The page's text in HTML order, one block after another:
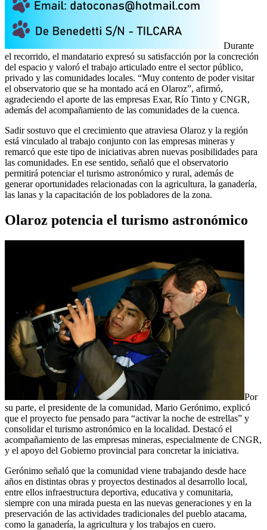
Durante
el recorrido, el mandatario expresó su satisfacción por la concreción
del espacio y valoró el trabajo articulado entre el sector público,
privado y las comunidades locales. “Muy contento de poder visitar
el observatorio que se ha montado acá en Olaroz”, afirmó,
agradeciendo el aporte de las empresas Exar, Río Tinto y CNGR,
además del acompañamiento de las comunidades de la cuenca.
Sadir sostuvo que el crecimiento que atraviesa Olaroz y la región
está vinculado al trabajo conjunto con las empresas mineras y
remarcó que este tipo de iniciativas abren nuevas posibilidades para
las comunidades. En ese sentido, señaló que el observatorio
permitirá potenciar el turismo astronómico y rural, además de
generar oportunidades relacionadas con la agricultura, la ganadería,
las lanas y la capacitación de los pobladores de la zona.
Olaroz potencia el turismo astronómico
Por
su parte, el presidente de la comunidad, Mario Gerónimo, explicó
que el proyecto fue pensado para “activar la noche de estrellas” y
consolidar el turismo astronómico en la localidad. Destacó el
acompañamiento de las empresas mineras, especialmente de CNGR,
y el apoyo del Gobierno provincial para concretar la iniciativa.
Gerónimo señaló que la comunidad viene trabajando desde hace
años en distintas obras y proyectos destinados al desarrollo local,
entre ellos infraestructura deportiva, educativa y comunitaria,
siempre con una mirada puesta en las nuevas generaciones y en la
preservación de las actividades tradicionales del pueblo atacama,
como la ganadería, la agricultura y los trabajos en cuero.